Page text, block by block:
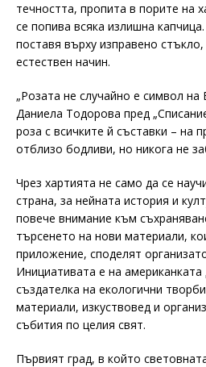
течността, пропита в порите на
се попива всяка излишна
поставя върху изправено
естествен начин.
„Розата не случайно е символ на
Даниела Тодорова пред
роза с всичките й съставки – на
отблизо бодливи, но никога не
Чрез хартията не само да се
страна, за нейната история и
повече внимание към
търсенето на нови материали,
приложение, споделят
Инициативата е на
създателка на екологични
материали, изкуствовед и
събития по целия свят.
Първият град, в който